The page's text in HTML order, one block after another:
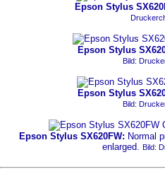
Epson Stylus
Epson Stylus
Bild:
Epson Stylus
Bild:
Epson Stylus SX620FW: Normal
enlarged.
Bild: